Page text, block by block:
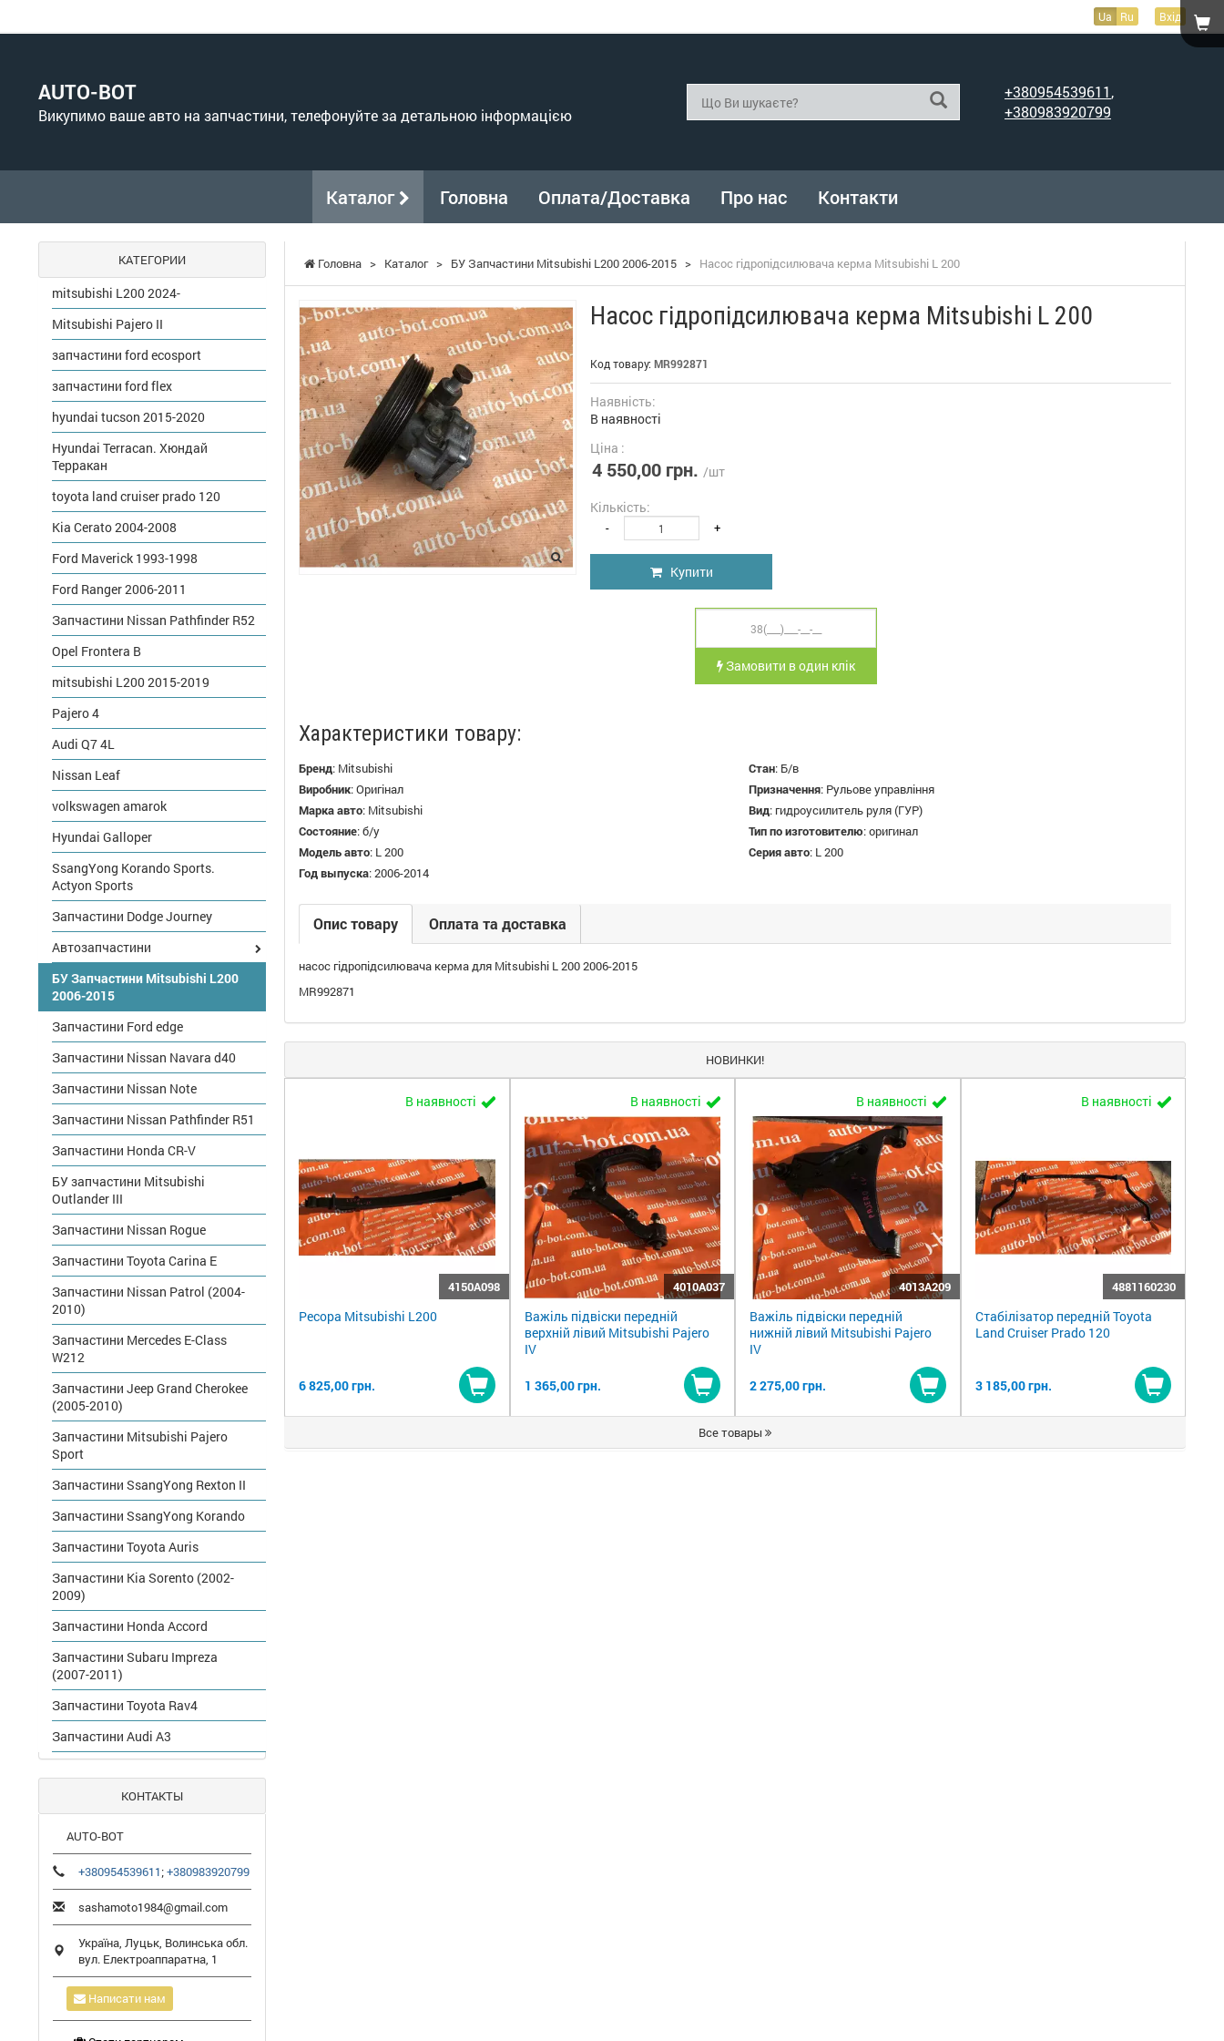
Ua Ru Вхід
AUTO-BOT
Викупимо ваше авто на запчастини, телефонуйте за детальною інформацією
+380954539611,
+380983920799
Каталог Головна Оплата/Доставка Про нас Контакти
Головна > Каталог > БУ Запчастини Mitsubishi L200 2006-2015 > Насос гідропідсилювача керма Mitsubishi L 200
Насос гідропідсилювача керма Mitsubishi L 200
Код товару: MR992871
Наявність:
В наявності
Ціна :
4 550,00 грн. /шт
Кількість:
- +
Купити
Замовити в один клік
Характеристики товару:
Бренд: Mitsubishi Стан: Б/в
Виробник:Оригінал Призначення: Рульове управління
Марка авто: Mitsubishi Вид: гидроусилитель руля (ГУР)
Состояние:б/у Тип по изготовителю:оригинал
Модель авто: L 200 Серия авто: L 200
Год выпуска:2006-2014
Опис товару Оплата та доставка
насос гідропідсилювача керма для Mitsubishi L 200 2006-2015
MR992871
НОВИНКИ!
В наявності
4150A098
Ресора Mitsubishi L200
6 825,00 грн.
Купити
В наявності
4010A037
Важіль підвіски передній
верхній лівий Mitsubishi Pajero
IV
1 365,00 грн.
Купити
В наявності
4013A209
Важіль підвіски передній
нижній лівий Mitsubishi Pajero
IV
2 275,00 грн.
Купити
В наявності
4881160230
Стабілізатор передній Toyota
Land Cruiser Prado 120
3 185,00 грн.
Купити
Все товары
КАТЕГОРИИ
mitsubishi L200 2024-
Mitsubishi Pajero II
запчастини ford ecosport
запчастини ford flex
hyundai tucson 2015-2020
Hyundai Terracan. Хюндай
Терракан
toyota land cruiser prado 120
Kia Cerato 2004-2008
Ford Maverick 1993-1998
Ford Ranger 2006-2011
Запчастини Nissan Pathfinder R52
Opel Frontera B
mitsubishi L200 2015-2019
Pajero 4
Audi Q7 4L
Nissan Leaf
volkswagen amarok
Hyundai Galloper
SsangYong Korando Sports.
Actyon Sports
Запчастини Dodge Journey
Автозапчастини
БУ Запчастини Mitsubishi L200
2006-2015
Запчастини Ford edge
Запчастини Nissan Navara d40
Запчастини Nissan Note
Запчастини Nissan Pathfinder R51
Запчастини Honda CR-V
БУ запчастини Mitsubishi
Outlander III
Запчастини Nissan Rogue
Запчастини Toyota Carina E
Запчастини Nissan Patrol (2004-
2010)
Запчастини Mercedes E-Class
W212
Запчастини Jeep Grand Cherokee
(2005-2010)
Запчастини Mitsubishi Pajero
Sport
Запчастини SsangYong Rexton II
Запчастини SsangYong Korando
Запчастини Toyota Auris
Запчастини Kia Sorento (2002-
2009)
Запчастини Honda Accord
Запчастини Subaru Impreza
(2007-2011)
Запчастини Toyota Rav4
Запчастини Audi A3
КОНТАКТЫ
AUTO-BOT
+380954539611;+380983920799
sashamoto1984@gmail.com
Україна, Луцьк, Волинська обл.
вул. Електроаппаратна, 1
Написати нам